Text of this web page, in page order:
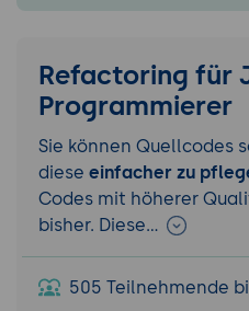
Refactoring für
Programmierer
Sie können Quellcodes
diese einfacher zu
Codes mit höherer
bisher. Diese…
505 Teilnehmende